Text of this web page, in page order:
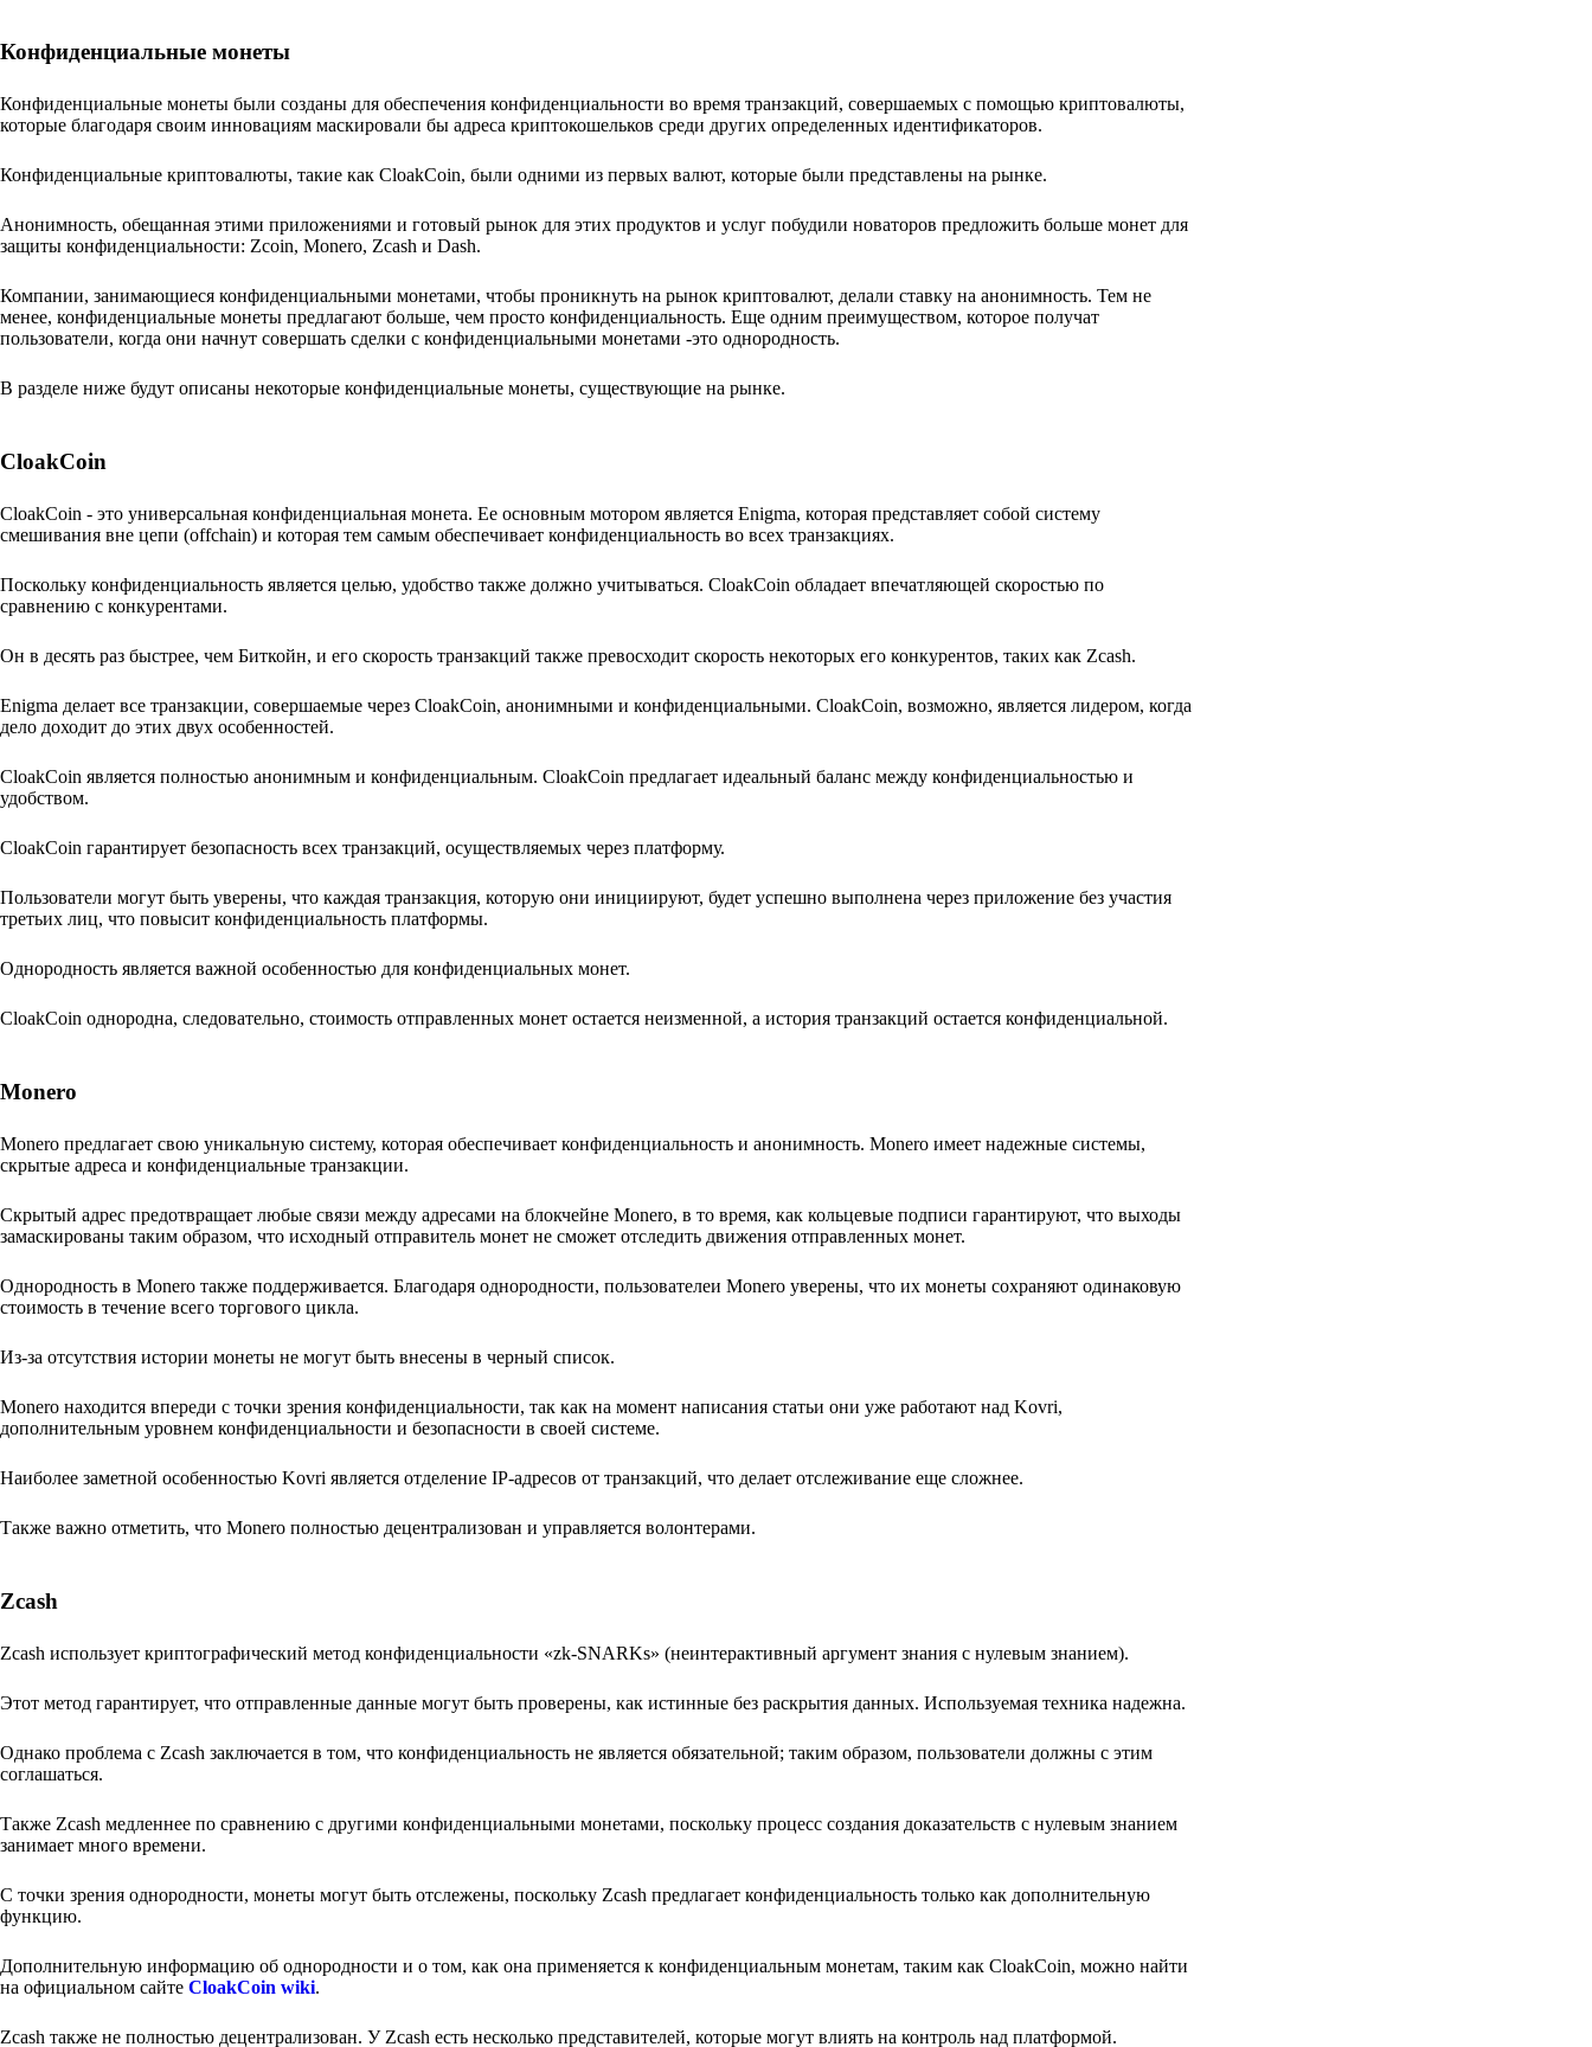
Конфиденциальные монеты
Конфиденциальные монеты были созданы для обеспечения конфиденциальности во время транзакций, совершаемых с помощью криптовалюты,
которые благодаря своим инновациям маскировали бы адреса криптокошельков среди других определенных идентификаторов.
Конфиденциальные криптовалюты, такие как CloakCoin, были одними из первых валют, которые были представлены на рынке.
Анонимность, обещанная этими приложениями и готовый рынок для этих продуктов и услуг побудили новаторов предложить больше монет для
защиты конфиденциальности: Zcoin, Monero, Zcash и Dash.
Компании, занимающиеся конфиденциальными монетами, чтобы проникнуть на рынок криптовалют, делали ставку на анонимность. Тем не
менее, конфиденциальные монеты предлагают больше, чем просто конфиденциальность. Еще одним преимуществом, которое получат
пользователи, когда они начнут совершать сделки с конфиденциальными монетами -это однородность.
В разделе ниже будут описаны некоторые конфиденциальные монеты, существующие на рынке.
CloakCoin
CloakCoin - это универсальная конфиденциальная монета. Ее основным мотором является Enigma, которая представляет собой систему
смешивания вне цепи (offchain) и которая тем самым обеспечивает конфиденциальность во всех транзакциях.
Поскольку конфиденциальность является целью, удобство также должно учитываться. CloakCoin обладает впечатляющей скоростью по
сравнению с конкурентами.
Он в десять раз быстрее, чем Биткойн, и его скорость транзакций также превосходит скорость некоторых его конкурентов, таких как Zcash.
Enigma делает все транзакции, совершаемые через CloakCoin, анонимными и конфиденциальными. CloakCoin, возможно, является лидером, когда
дело доходит до этих двух особенностей.
CloakCoin является полностью анонимным и конфиденциальным. CloakCoin предлагает идеальный баланс между конфиденциальностью и
удобством.
CloakCoin гарантирует безопасность всех транзакций, осуществляемых через платформу.
Пользователи могут быть уверены, что каждая транзакция, которую они инициируют, будет успешно выполнена через приложение без участия
третьих лиц, что повысит конфиденциальность платформы.
Однородность является важной особенностью для конфиденциальных монет.
CloakCoin однородна, следовательно, стоимость отправленных монет остается неизменной, а история транзакций остается конфиденциальной.
Monero
Monero предлагает свою уникальную систему, которая обеспечивает конфиденциальность и анонимность. Monero имеет надежные системы,
скрытые адреса и конфиденциальные транзакции.
Скрытый адрес предотвращает любые связи между адресами на блокчейне Monero, в то время, как кольцевые подписи гарантируют, что выходы
замаскированы таким образом, что исходный отправитель монет не сможет отследить движения отправленных монет.
Однородность в Monero также поддерживается. Благодаря однородности, пользователеи Monero уверены, что их монеты сохраняют одинаковую
стоимость в течение всего торгового цикла.
Из-за отсутствия истории монеты не могут быть внесены в черный список.
Monero находится впереди с точки зрения конфиденциальности, так как на момент написания статьи они уже работают над Kovri,
дополнительным уровнем конфиденциальности и безопасности в своей системе.
Наиболее заметной особенностью Kovri является отделение IP-адресов от транзакций, что делает отслеживание еще сложнее.
Также важно отметить, что Monero полностью децентрализован и управляется волонтерами.
Zcash
Zcash использует криптографический метод конфиденциальности «zk-SNARKs» (неинтерактивный аргумент знания с нулевым знанием).
Этот метод гарантирует, что отправленные данные могут быть проверены, как истинные без раскрытия данных. Используемая техника надежна.
Однако проблема с Zcash заключается в том, что конфиденциальность не является обязательной; таким образом, пользователи должны с этим
соглашаться.
Также Zcash медленнее по сравнению с другими конфиденциальными монетами, поскольку процесс создания доказательств с нулевым знанием
занимает много времени.
С точки зрения однородности, монеты могут быть отслежены, поскольку Zcash предлагает конфиденциальность только как дополнительную
функцию.
Дополнительную информацию об однородности и о том, как она применяется к конфиденциальным монетам, таким как CloakCoin, можно найти
на официальном сайте CloakCoin wiki.
Zcash также не полностью децентрализован. У Zcash есть несколько представителей, которые могут влиять на контроль над платформой.